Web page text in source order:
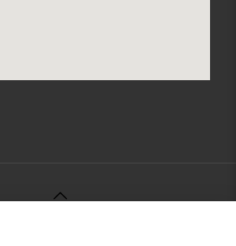
Machinery -